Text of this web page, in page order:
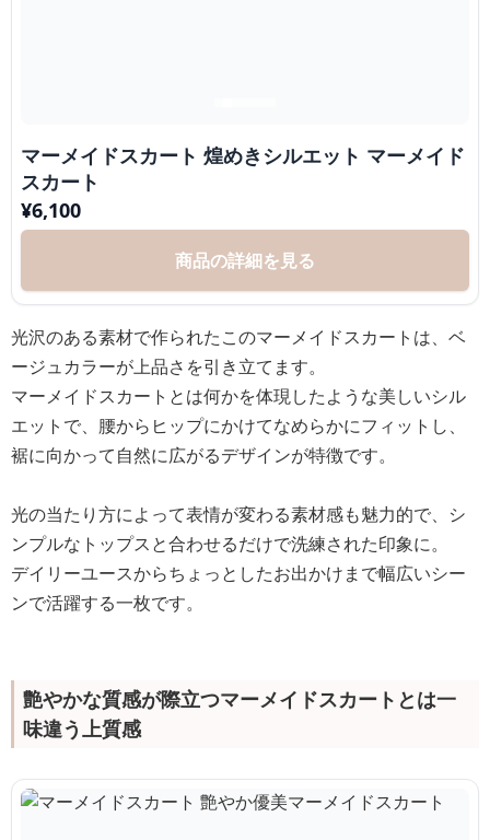
マーメイドスカート 煌めきシルエット マーメイド
スカート
¥6,100
商品の詳細を見る
光沢のある素材で作られたこのマーメイドスカートは、ベ
ージュカラーが上品さを引き立てます。
マーメイドスカートとは何かを体現したような美しいシル
エットで、腰からヒップにかけてなめらかにフィットし、
裾に向かって自然に広がるデザインが特徴です。
光の当たり方によって表情が変わる素材感も魅力的で、シ
ンプルなトップスと合わせるだけで洗練された印象に。
デイリーユースからちょっとしたお出かけまで幅広いシー
ンで活躍する一枚です。
艶やかな質感が際立つマーメイドスカートとは一
味違う上質感